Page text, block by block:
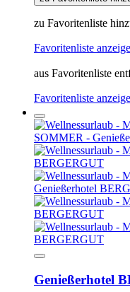
zu Favoritenliste
Favoritenliste
aus Favoritenliste
Favoritenliste
Genießerhotel